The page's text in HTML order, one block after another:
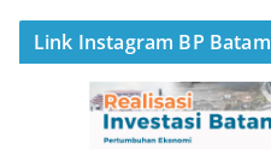
Link Instagram BP Batam